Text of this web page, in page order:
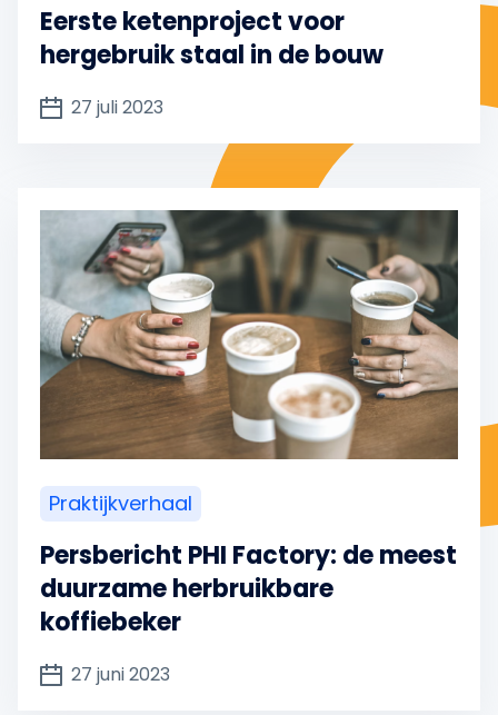
Eerste ketenproject voor
hergebruik staal in de bouw
27 juli 2023
Praktijkverhaal
Persbericht PHI Factory: de meest
duurzame herbruikbare
koffiebeker
27 juni 2023